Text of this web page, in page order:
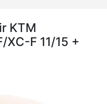
KTM
F 11/15 +